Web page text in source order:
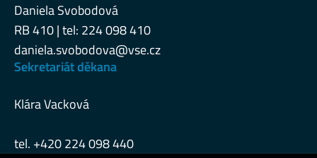
Daniela Svobodová
RB 410 | tel: 224 098 410
daniela.svobodova@vse.cz
Sekretariát děkana
Klára Vacková
tel. +420 224 098 440